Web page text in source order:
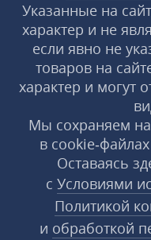
Указанные на
характер и не
если явно не
товаров на
характер и могут
Мы сохраняем
в
Оставаясь
с Условиями
Политикой
и обработкой